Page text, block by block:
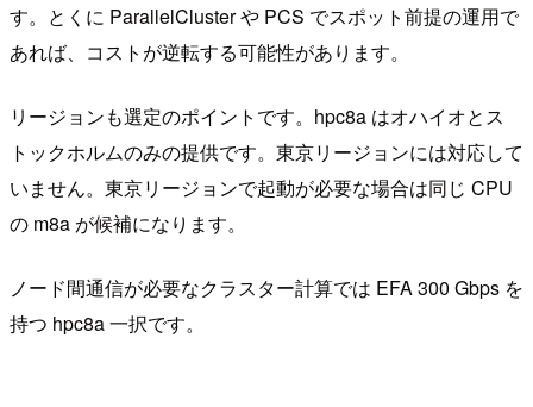
す。とくに ParallelCluster や PCS でスポット前提の運用で
あれば、コストが逆転する可能性があります。
リージョンも選定のポイントです。hpc8a はオハイオとス
トックホルムのみの提供です。東京リージョンには対応して
いません。東京リージョンで起動が必要な場合は同じ CPU
の m8a が候補になります。
ノード間通信が必要なクラスター計算では EFA 300 Gbps を
持つ hpc8a 一択です。